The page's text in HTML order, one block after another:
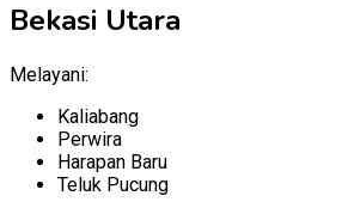
Bekasi Utara
Melayani:
Kaliabang
Perwira
Harapan Baru
Teluk Pucung